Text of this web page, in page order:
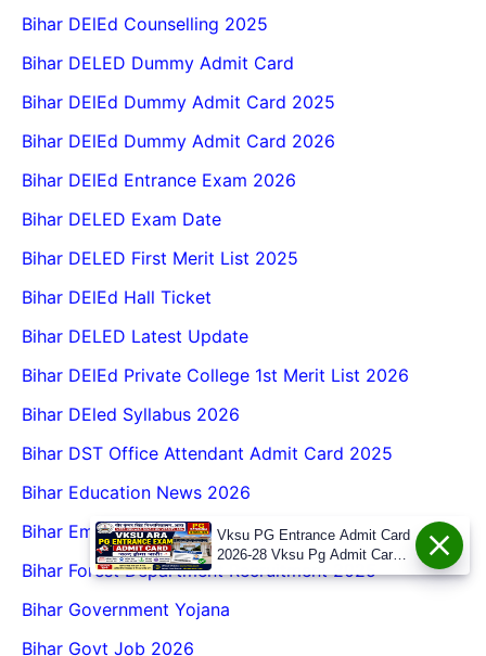
Bihar DElEd Counselling 2025
Bihar DELED Dummy Admit Card
Bihar DElEd Dummy Admit Card 2025
Bihar DElEd Dummy Admit Card 2026
Bihar DElEd Entrance Exam 2026
Bihar DELED Exam Date
Bihar DELED First Merit List 2025
Bihar DElEd Hall Ticket
Bihar DELED Latest Update
Bihar DElEd Private College 1st Merit List 2026
Bihar DEled Syllabus 2026
Bihar DST Office Attendant Admit Card 2025
Bihar Education News 2026
Bihar Employment News
Bihar Forest Department Recruitment 2025
Bihar Government Yojana
Bihar Govt Job 2026
Vksu PG Entrance Admit Card
2026-28 Vksu Pg Admit Card
2026